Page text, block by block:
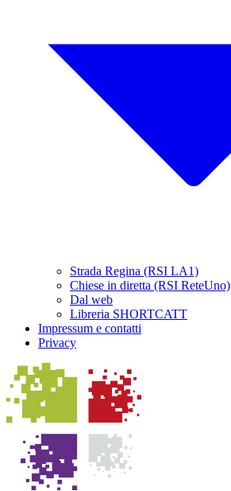
Strada Regina (RSI LA1)
Chiese in diretta (RSI ReteUno)
Dal web
Libreria SHORTCATT
Impressum e contatti
Privacy